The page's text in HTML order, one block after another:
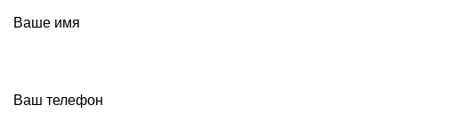
Ваше имя
Ваш телефон